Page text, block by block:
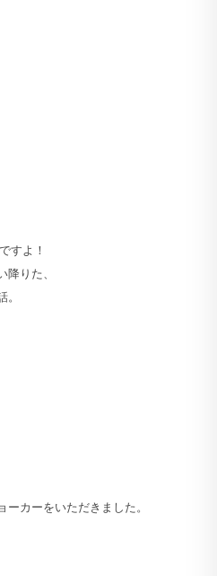
すよ！
りた、
カーをいただきました。